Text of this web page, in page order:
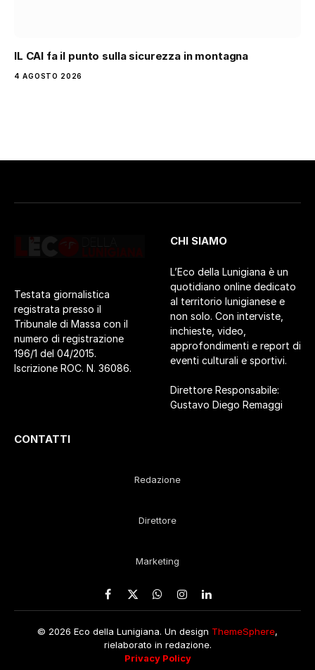
IL CAI fa il punto sulla sicurezza in montagna
4 AGOSTO 2026
Testata giornalistica
registrata presso il
Tribunale di Massa con il
numero di registrazione
196/1 del 04/2015.
Iscrizione ROC. N. 36086.
CHI SIAMO
L’Eco della Lunigiana è un
quotidiano online dedicato
al territorio lunigianese e
non solo. Con interviste,
inchieste, video,
approfondimenti e report di
eventi culturali e sportivi.
Direttore Responsabile:
Gustavo Diego Remaggi
CONTATTI
Redazione
Direttore
Marketing
Facebook
X
WhatsApp
Instagram
LinkedIn
© 2026 Eco della Lunigiana. Un design ThemeSphere,
rielaborato in redazione.
Privacy Policy